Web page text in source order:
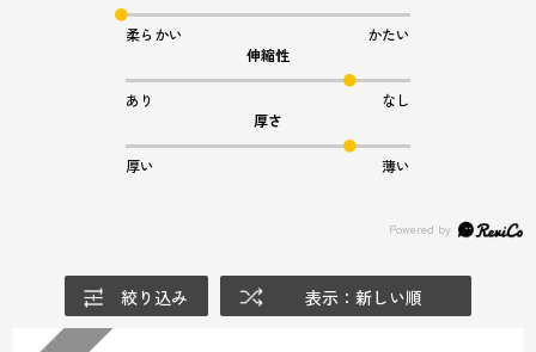
柔らかい
かたい
伸縮性
あり
なし
厚さ
厚い 薄い
絞り込み 表示：新しい順